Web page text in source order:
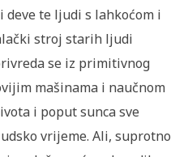
te ljudi s lahkoćom i
stroj starih ljudi
se iz primitivnog
mašinama i naučnom
i poput sunca sve
vrijeme. Ali, suprotno